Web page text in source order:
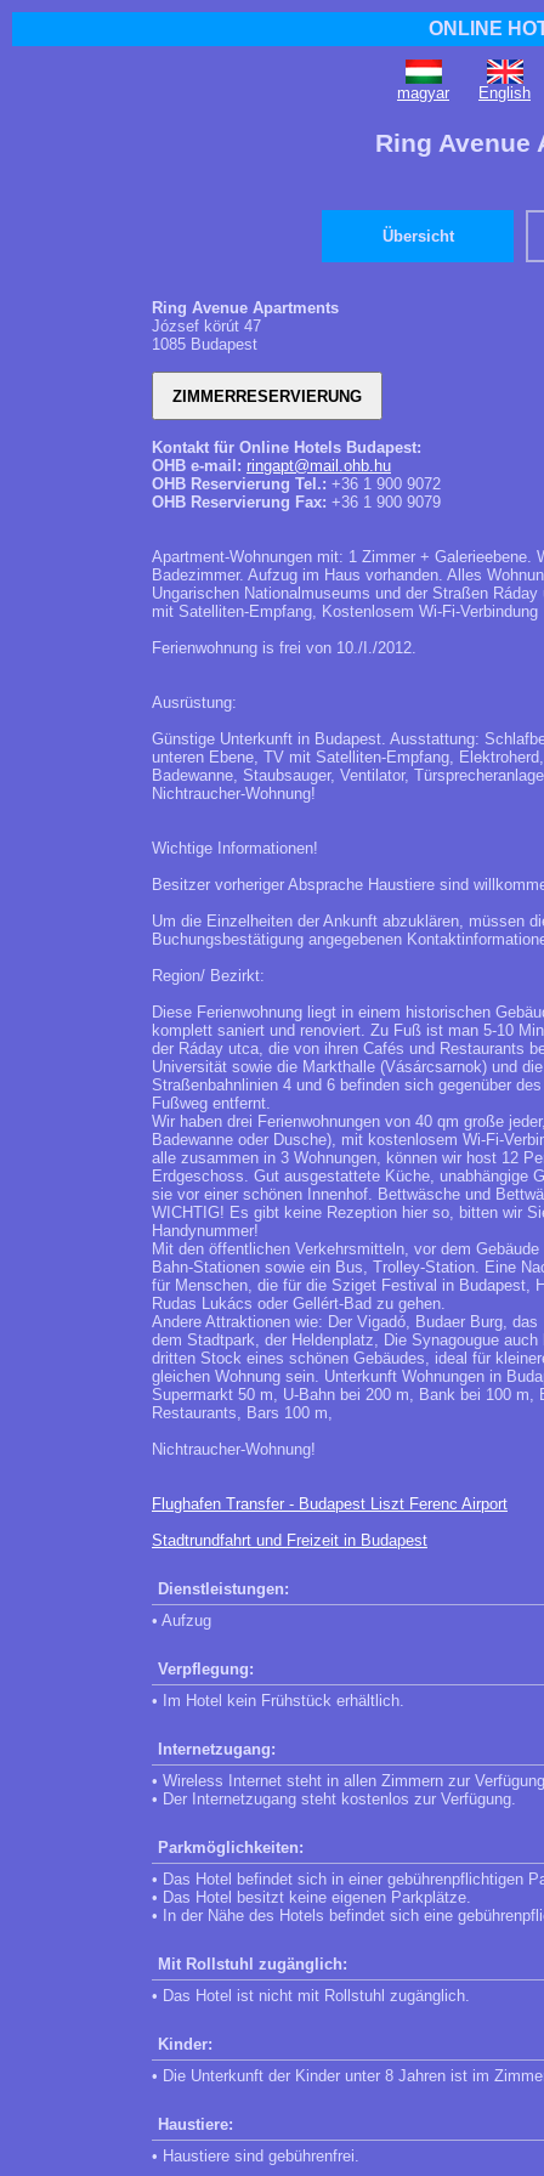
ONLINE
magyar English
Ring Avenue
Übersicht
Ring Avenue Apartments
József körút 47
1085 Budapest
Kontakt für Online Hotels Budapest:
OHB e-mail: ringapt@mail.ohb.hu
OHB Reservierung Tel.: +36 1 900 9072
OHB Reservierung Fax: +36 1 900 9079
Apartment-Wohnungen mit: 1 Zimmer +
Badezimmer. Aufzug im Haus vorhanden. Alles
Ungarischen Nationalmuseums und der Straßen
mit Satelliten-Empfang, Kostenlosem Wi-Fi-
Ferienwohnung is frei von 10./I./2012.
Ausrüstung:
Günstige Unterkunft in Budapest. Ausstattung:
unteren Ebene, TV mit Satelliten-Empfang,
Badewanne, Staubsauger, Ventilator,
Nichtraucher-Wohnung!
Wichtige Informationen!
Besitzer vorheriger Absprache Haustiere sind
Um die Einzelheiten der Ankunft abzuklären, müssen
Buchungsbestätigung angegebenen
Region/ Bezirkt:
Diese Ferienwohnung liegt in einem historischen
komplett saniert und renoviert. Zu Fuß ist man 5-10
der Ráday utca, die von ihren Cafés und Restaurants
Universität sowie die Markthalle (Vásárcsarnok) und
Straßenbahnlinien 4 und 6 befinden sich gegenüber
Fußweg entfernt.
Wir haben drei Ferienwohnungen von 40 qm große
Badewanne oder Dusche), mit kostenlosem Wi-Fi-
alle zusammen in 3 Wohnungen, können wir host 12
Erdgeschoss. Gut ausgestattete Küche, unabhängige
sie vor einer schönen Innenhof. Bettwäsche und
WICHTIG! Es gibt keine Rezeption hier so, bitten wir
Handynummer!
Mit den öffentlichen Verkehrsmitteln, vor dem
Bahn-Stationen sowie ein Bus, Trolley-Station. Eine
für Menschen, die für die Sziget Festival in Budapest,
Rudas Lukács oder Gellért-Bad zu gehen.
Andere Attraktionen wie: Der Vigadó, Budaer Burg,
dem Stadtpark, der Heldenplatz, Die Synagougue
dritten Stock eines schönen Gebäudes, ideal für
gleichen Wohnung sein. Unterkunft Wohnungen in
Supermarkt 50 m, U-Bahn bei 200 m, Bank bei 100
Restaurants, Bars 100 m,
Nichtraucher-Wohnung!
Flughafen Transfer - Budapest Liszt Ferenc Airport
Stadtrundfahrt und Freizeit in Budapest
Dienstleistungen:
• Aufzug
Verpflegung:
• Im Hotel kein Frühstück erhältlich.
Internetzugang:
• Wireless Internet steht in allen Zimmern zur
• Der Internetzugang steht kostenlos zur Verfügung.
Parkmöglichkeiten:
• Das Hotel befindet sich in einer gebührenpflichtigen
• Das Hotel besitzt keine eigenen Parkplätze.
• In der Nähe des Hotels befindet sich eine
Mit Rollstuhl zugänglich:
• Das Hotel ist nicht mit Rollstuhl zugänglich.
Kinder:
• Die Unterkunft der Kinder unter 8 Jahren ist im
Haustiere:
• Haustiere sind gebührenfrei.